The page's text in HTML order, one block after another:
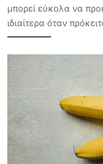
μπορεί εύκολα να
ιδιαίτερα όταν